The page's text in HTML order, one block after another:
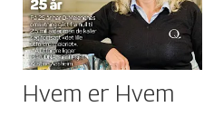
Hvem er Hvem